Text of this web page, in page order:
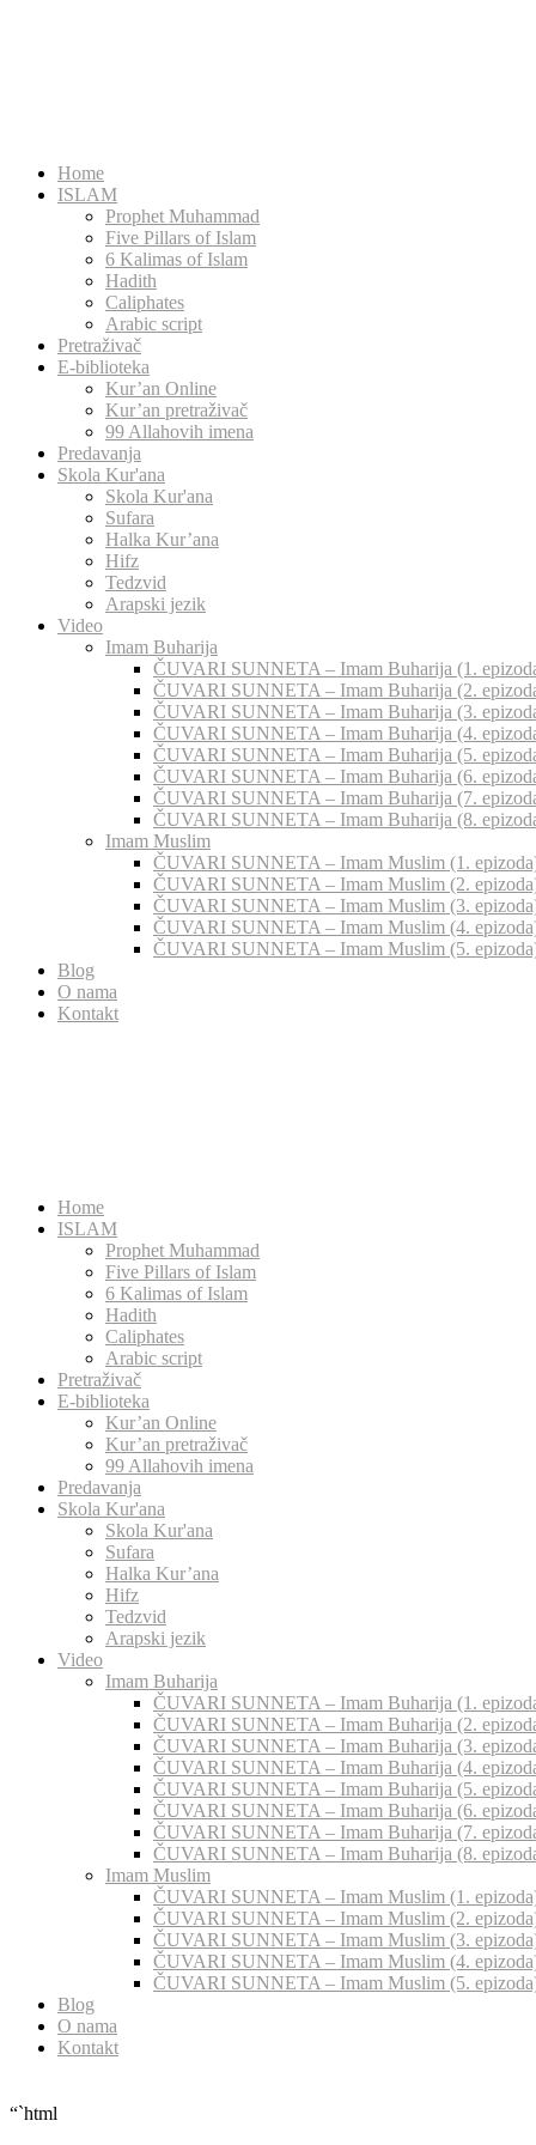
Home
ISLAM
Prophet Muhammad
Five Pillars of Islam
6 Kalimas of Islam
Hadith
Caliphates
Arabic script
Pretraživač
E-biblioteka
Kur’an Online
Kur’an pretraživač
99 Allahovih imena
Predavanja
Skola Kur'ana
Skola Kur'ana
Sufara
Halka Kur’ana
Hifz
Tedzvid
Arapski jezik
Video
Imam Buharija
ČUVARI SUNNETA – Imam Buharija (1.
ČUVARI SUNNETA – Imam Buharija (2.
ČUVARI SUNNETA – Imam Buharija (3.
ČUVARI SUNNETA – Imam Buharija (4.
ČUVARI SUNNETA – Imam Buharija (5.
ČUVARI SUNNETA – Imam Buharija (6.
ČUVARI SUNNETA – Imam Buharija (7.
ČUVARI SUNNETA – Imam Buharija (8.
Imam Muslim
ČUVARI SUNNETA – Imam Muslim (1.
ČUVARI SUNNETA – Imam Muslim (2.
ČUVARI SUNNETA – Imam Muslim (3.
ČUVARI SUNNETA – Imam Muslim (4.
ČUVARI SUNNETA – Imam Muslim (5.
Blog
O nama
Kontakt
Home
ISLAM
Prophet Muhammad
Five Pillars of Islam
6 Kalimas of Islam
Hadith
Caliphates
Arabic script
Pretraživač
E-biblioteka
Kur’an Online
Kur’an pretraživač
99 Allahovih imena
Predavanja
Skola Kur'ana
Skola Kur'ana
Sufara
Halka Kur’ana
Hifz
Tedzvid
Arapski jezik
Video
Imam Buharija
ČUVARI SUNNETA – Imam Buharija (1.
ČUVARI SUNNETA – Imam Buharija (2.
ČUVARI SUNNETA – Imam Buharija (3.
ČUVARI SUNNETA – Imam Buharija (4.
ČUVARI SUNNETA – Imam Buharija (5.
ČUVARI SUNNETA – Imam Buharija (6.
ČUVARI SUNNETA – Imam Buharija (7.
ČUVARI SUNNETA – Imam Buharija (8.
Imam Muslim
ČUVARI SUNNETA – Imam Muslim (1.
ČUVARI SUNNETA – Imam Muslim (2.
ČUVARI SUNNETA – Imam Muslim (3.
ČUVARI SUNNETA – Imam Muslim (4.
ČUVARI SUNNETA – Imam Muslim (5.
Blog
O nama
Kontakt
“`html